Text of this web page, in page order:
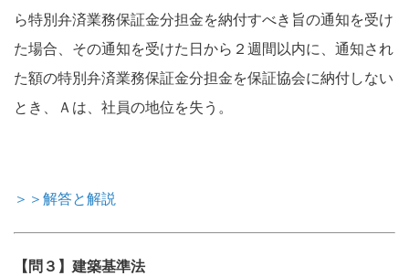
ら特別弁済業務保証金分担金を納付すべき旨の通知を受け
た場合、その通知を受けた日から２週間以内に、通知され
た額の特別弁済業務保証金分担金を保証協会に納付しない
とき、Ａは、社員の地位を失う。
＞＞解答と解説
【問３】建築基準法